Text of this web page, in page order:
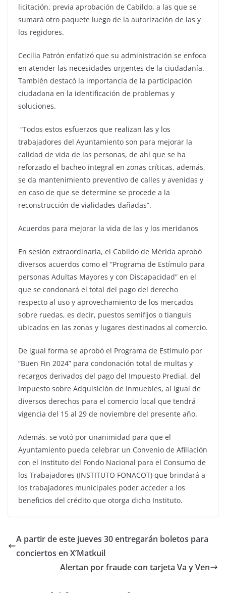
licitación, previa aprobación de Cabildo, a las que se
sumará otro paquete luego de la autorización de las y
los regidores.
Cecilia Patrón enfatizó que su administración se enfoca
en atender las necesidades urgentes de la ciudadanía.
También destacó la importancia de la participación
ciudadana en la identificación de problemas y
soluciones.
“Todos estos esfuerzos que realizan las y los
trabajadores del Ayuntamiento son para mejorar la
calidad de vida de las personas, de ahí que se ha
reforzado el bacheo integral en zonas críticas, además,
se da mantenimiento preventivo de calles y avenidas y
en caso de que se determine se procede a la
reconstrucción de vialidades dañadas”.
Acuerdos para mejorar la vida de las y los meridanos
En sesión extraordinaria, el Cabildo de Mérida aprobó
diversos acuerdos como el “Programa de Estímulo para
personas Adultas Mayores y con Discapacidad” en el
que se condonará el total del pago del derecho
respecto al uso y aprovechamiento de los mercados
sobre ruedas, es decir, puestos semifijos o tianguis
ubicados en las zonas y lugares destinados al comercio.
De igual forma se aprobó el Programa de Estímulo por
“Buen Fin 2024” para condonación total de multas y
recargos derivados del pago del Impuesto Predial, del
Impuesto sobre Adquisición de Inmuebles, al igual de
diversos derechos para el comercio local que tendrá
vigencia del 15 al 29 de noviembre del presente año.
Además, se votó por unanimidad para que el
Ayuntamiento pueda celebrar un Convenio de Afiliación
con el Instituto del Fondo Nacional para el Consumo de
los Trabajadores (INSTITUTO FONACOT) que brindará a
los trabajadores municipales poder acceder a los
beneficios del crédito que otorga dicho Instituto.
A partir de este jueves 30 entregarán boletos para
conciertos en X’Matkuil
Alertan por fraude con tarjeta Va y Ven